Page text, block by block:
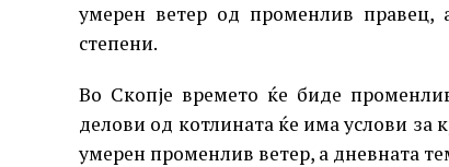
умерен ветер од променлив
степени.
Во Скопје времето ќе биде
делови од котлината ќе има услови за
умерен променлив ветер, а дневната